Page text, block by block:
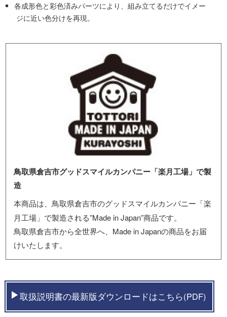
各成形色と彩色済みパーツにより、組み立てるだけでイメー
ジに近い色分けを再現。
鳥取県倉吉市グッドスマイルカンパニー「楽月工場」で製
造
本商品は、鳥取県倉吉市のグッドスマイルカンパニー「楽
月工場」で製造される”Made in Japan”商品です。
鳥取県倉吉市から全世界へ、Made in Japanの商品をお届
けいたします。
取扱説明書の最新版ダウンロードはこちら(PDF)